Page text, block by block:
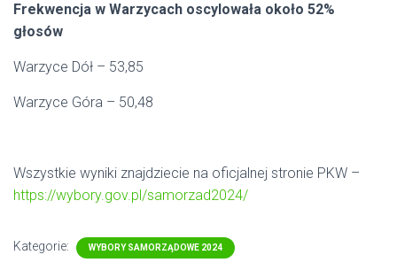
Frekwencja w Warzycach oscylowała około 52%
głosów
Warzyce Dół – 53,85
Warzyce Góra – 50,48
Wszystkie wyniki znajdziecie na oficjalnej stronie PKW –
https://wybory.gov.pl/samorzad2024/
Kategorie: WYBORY SAMORZĄDOWE 2024